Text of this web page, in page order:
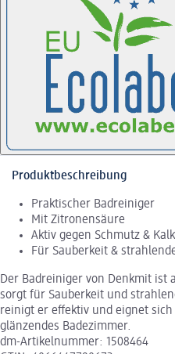
Produktbeschreibung
Praktischer Badreiniger
Mit Zitronensäure
Aktiv gegen Schmutz & Kalk
Für Sauberkeit &
Der Badreiniger von Denkmit ist
sorgt für Sauberkeit und
reinigt er effektiv und eignet
glänzendes Badezimmer.
dm-Artikelnummer: 1508464